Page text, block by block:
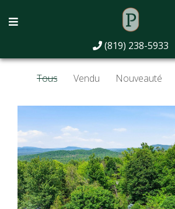
(819) 238-5933
Propriétés
Tous Vendu Nouveauté